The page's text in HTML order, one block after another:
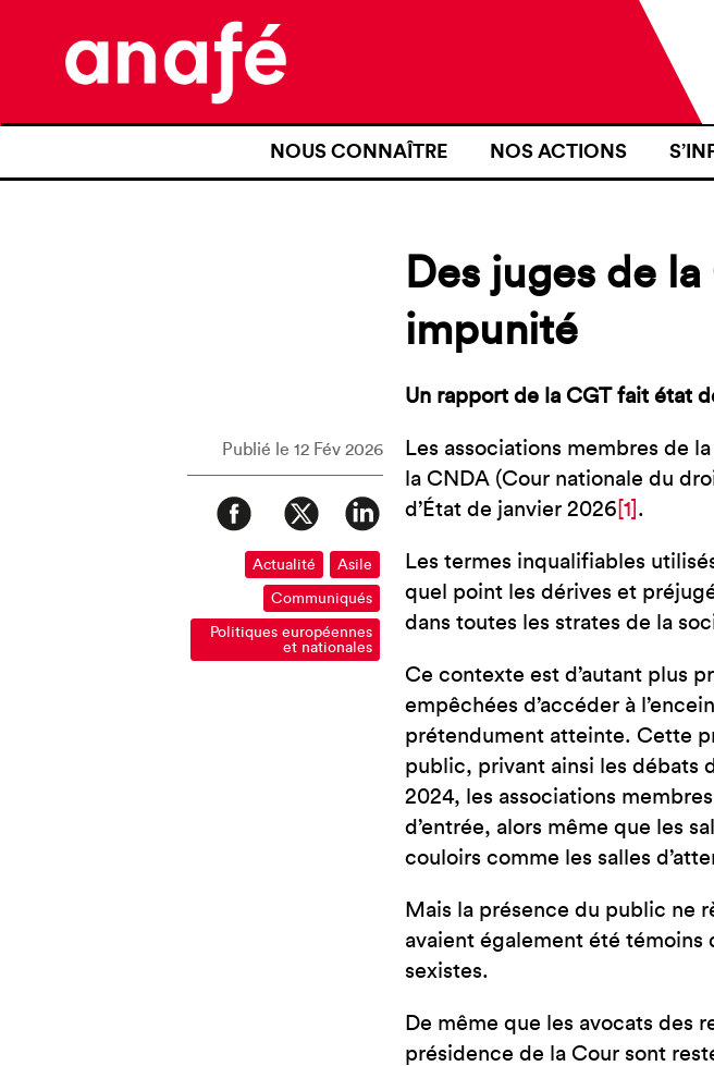
NOUS CONNAÎTRE
NOS REVENDICATIONS
NOS ACTIONS
NOS MOYENS D’ACTION
Des juges de
impunité
Un rapport de la CGT fait état
Publié le 12 Fév 2026
Actualité Asile
Communiqués
Politiques européennes
et nationales
Les associations membres de
la CNDA (Cour nationale du
d’État de janvier 2026 [1] .
Les termes inqualifiables
quel point les dérives et
dans toutes les strates de la
Ce contexte est d’autant plus
empêchées d’accéder à
prétendument atteinte. Cette
public, privant ainsi les débats
2024, les associations
d’entrée, alors même que les
couloirs comme les salles
Mais la présence du public ne
avaient également été témoins
sexistes.
De même que les avocats des
présidence de la Cour sont